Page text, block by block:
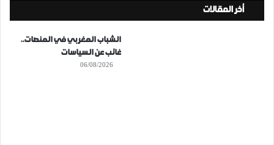
أخر المقالات
الشباب المغربي في المنصات..
غائب عن السياسات
06/08/2026